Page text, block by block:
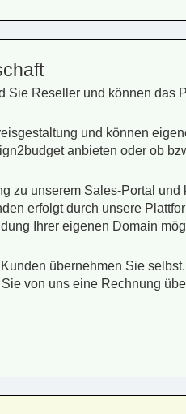
Sie Reseller und können das
und können
anbieten oder ob
zu unserem Sales-Portal
erfolgt durch unsere
Ihrer eigenen Domain
übernehmen Sie
von uns eine Rechnung